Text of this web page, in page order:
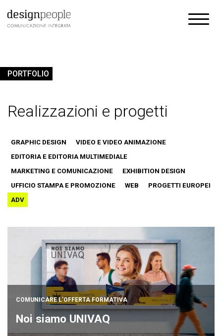
PORTFOLIO
Realizzazioni e progetti
GRAPHIC DESIGN
VIDEO E VIDEO ANIMAZIONE
EDITORIA E EDITORIA MULTIMEDIALE
MARKETING E COMUNICAZIONE
EXHIBITION DESIGN
UFFICIO STAMPA E PROMOZIONE
WEB
PROGETTI EUROPEI
ADV
COMUNICARE L’OFFERTA FORMATIVA
Noi siamo UNIVAQ